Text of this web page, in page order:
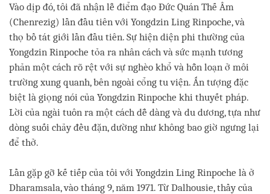
Vào dịp đó, tôi đã nhận lễ điểm đạo Đức Quán Thế Âm
(Chenrezig) lần đầu tiên với Yongdzin Ling Rinpoche, và
thọ bồ tát giới lần đầu tiên. Sự hiện diện phi thường của
Yongdzin Rinpoche tỏa ra nhân cách và sức mạnh tương
phản một cách rõ rệt với sự nghèo khổ và hỗn loạn ở môi
trường xung quanh, bên ngoài cổng tu viện. Ấn tượng đặc
biệt là giọng nói của Yongdzin Rinpoche khi thuyết pháp.
Lời của ngài tuôn ra một cách dễ dàng và du dương, tựa như
dòng suối chảy đều đặn, dường như không bao giờ ngưng lại
để thở.
Lần gặp gỡ kế tiếp của tôi với Yongdzin Ling Rinpoche là ở
Dharamsala, vào tháng 9, năm 1971. Từ Dalhousie, thầy của